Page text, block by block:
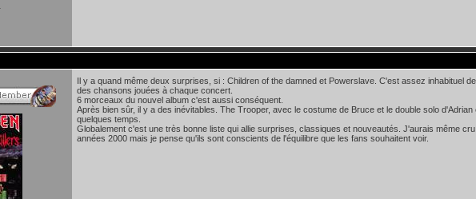
Il y a quand même deux surprises, si : Children of the damned et Powerslave. C'est assez inhabituel
des chansons jouées à chaque concert.
6 morceaux du nouvel album c'est aussi conséquent.
Après bien sûr, il y a des inévitables. The Trooper, avec le costume de Bruce et le double solo
quelques temps.
Globalement c'est une très bonne liste qui allie surprises, classiques et nouveautés. J'aurais même
années 2000 mais je pense qu'ils sont conscients de l'équilibre que les fans souhaitent voir.